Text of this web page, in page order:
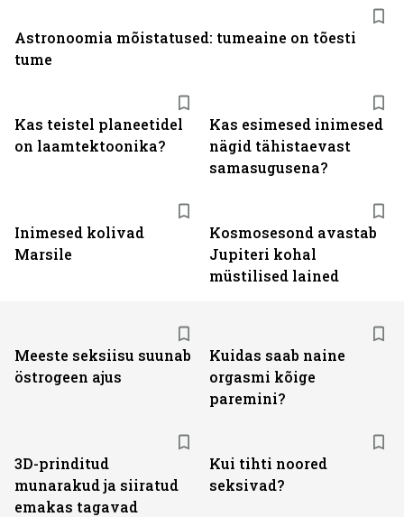
Kas teistel planeetidel
on laamtektoonika?
Kas esimesed inimesed
nägid tähistaevast
samasugusena?
Inimesed kolivad
Marsile
Kosmosesond avastab
Jupiteri kohal
müstilised lained
Astronoomia mõistatused: tumeaine on tõesti
tume
Meeste seksiisu suunab
östrogeen ajus
Kuidas saab naine
orgasmi kõige
paremini?
3D-prinditud
munarakud ja siiratud
emakas tagavad
Kui tihti noored
seksivad?